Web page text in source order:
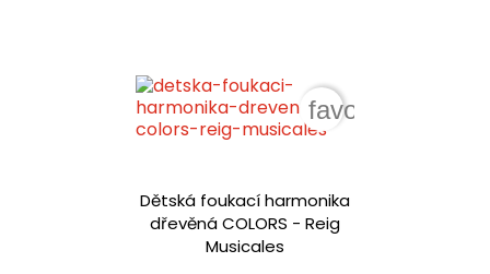
Dětská foukací harmonika
dřevěná COLORS - Reig
Musicales
favorite_border